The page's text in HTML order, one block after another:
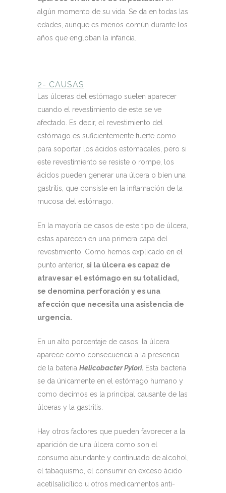
algún momento de su vida. Se da en todas las
edades, aunque es menos común durante los
años que engloban la infancia.
2- CAUSAS
Las úlceras del estómago suelen aparecer
cuando el revestimiento de este se ve
afectado. Es decir, el revestimiento del
estómago es suficientemente fuerte como
para soportar los ácidos estomacales, pero si
este revestimiento se resiste o rompe, los
ácidos pueden generar una úlcera o bien una
gastritis, que consiste en la inflamación de la
mucosa del estómago.
En la mayoría de casos de este tipo de úlcera,
estas aparecen en una primera capa del
revestimiento. Como hemos explicado en el
punto anterior, si la úlcera es capaz de
atravesar el estómago en su totalidad,
se denomina perforación y es una
afección que necesita una asistencia de
urgencia.
En un alto porcentaje de casos, la úlcera
aparece como consecuencia a la presencia
de la bateria Helicobacter Pylori. Esta bacteria
se da únicamente en el estómago humano y
como decimos es la principal causante de las
úlceras y la gastritis.
Hay otros factores que pueden favorecer a la
aparición de una úlcera como son el
consumo abundante y continuado de alcohol,
el tabaquismo, el consumir en exceso ácido
acetilsalicílico u otros medicamentos anti-